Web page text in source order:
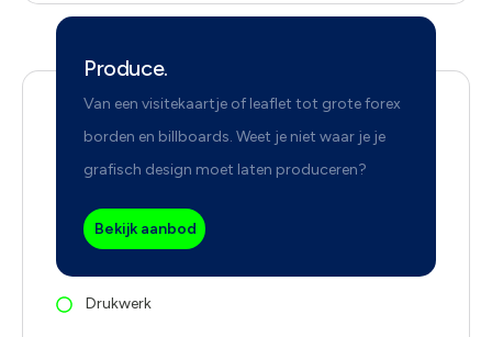
Produce.
Van een visitekaartje of leaflet tot grote forex
borden en billboards. Weet je niet waar je je
grafisch design moet laten produceren?
Bekijk aanbod
Drukwerk